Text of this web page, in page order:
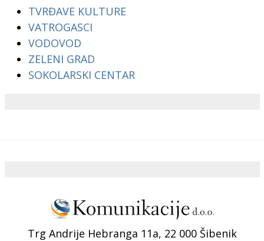
TVRĐAVE KULTURE
VATROGASCI
VODOVOD
ZELENI GRAD
SOKOLARSKI CENTAR
Trg Andrije Hebranga 11a, 22 000 Šibenik